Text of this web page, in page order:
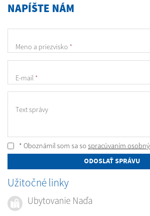
NAPÍŠTE NÁM
Meno a priezvisko *
E-mail *
Text správy
* Oboznámil som sa so spracúvaním
ODOSLAŤ SPRÁVU
Užitočné linky
Ubytovanie Naďa